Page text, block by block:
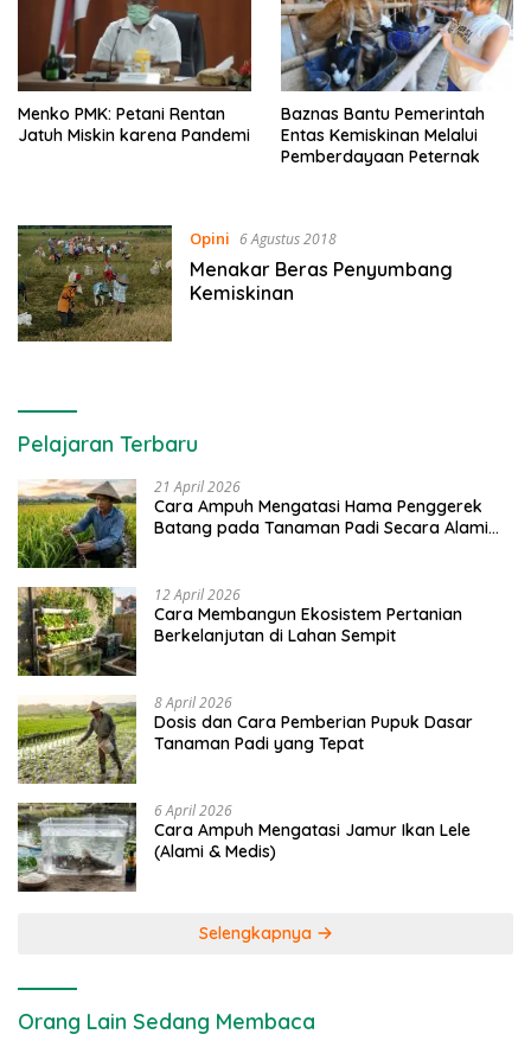
Menko PMK: Petani Rentan
Jatuh Miskin karena Pandemi
Baznas Bantu Pemerintah
Entas Kemiskinan Melalui
Pemberdayaan Peternak
Opini 6 Agustus 2018
Menakar Beras Penyumbang
Kemiskinan
Pelajaran Terbaru
21 April 2026
Cara Ampuh Mengatasi Hama Penggerek
Batang pada Tanaman Padi Secara Alami
12 April 2026
Cara Membangun Ekosistem Pertanian
Berkelanjutan di Lahan Sempit
8 April 2026
Dosis dan Cara Pemberian Pupuk Dasar
Tanaman Padi yang Tepat
6 April 2026
Cara Ampuh Mengatasi Jamur Ikan Lele
(Alami & Medis)
Selengkapnya
Orang Lain Sedang Membaca